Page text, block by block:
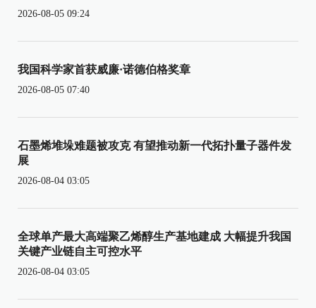
2026-08-05 09:24
我国科学家首获威廉·诺德伯格奖章
2026-08-05 07:40
石墨烯堆垛难题被攻克 有望推动新一代拓扑量子器件发
展
2026-08-04 03:05
全球单产最大高端聚乙烯醇生产基地建成 大幅提升我国
关键产业链自主可控水平
2026-08-04 03:05